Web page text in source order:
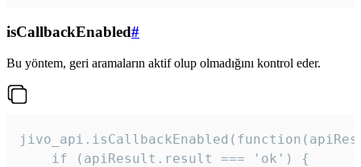
isCallbackEnabled#
Bu yöntem, geri aramaların aktif olup olmadığını kontrol eder.
    if (apiResult.result === 'ok') {